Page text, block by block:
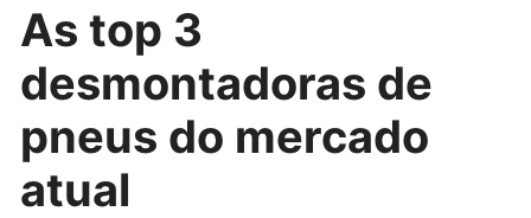
As top 3
desmontadoras de
pneus do mercado
atual